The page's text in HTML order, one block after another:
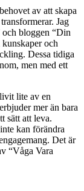
av att skapa
Jag
och bloggen “Din
och
Dessa tidiga
men med ett
lite av en
mer än bara
sätt att leva.
kan förändra
Det är
“Våga Vara